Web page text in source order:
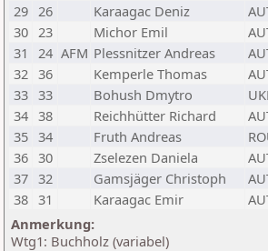
29 26 Karaagac Deniz
30 23 Michor Emil
31
24 AFM Plessnitzer Andreas
32 36 Kemperle Thomas
33 33 Bohush Dmytro
34 38 Reichhütter Richard
35 34 Fruth Andreas
36 30 Zselezen Daniela
37 32 Gamsjäger Christoph
38 31 Karaagac Emir
Anmerkung:
Wtg1: Buchholz (variabel)